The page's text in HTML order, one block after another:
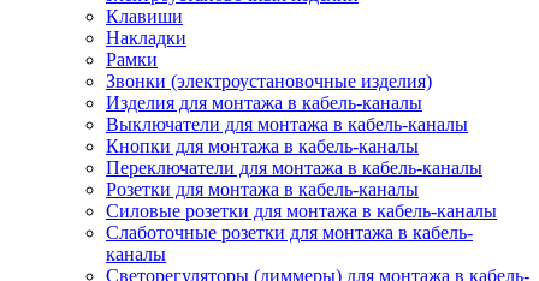
Клавиши
Накладки
Рамки
Звонки (электроустановочные изделия)
Изделия для монтажа в кабель-каналы
Выключатели для монтажа в кабель-каналы
Кнопки для монтажа в кабель-каналы
Переключатели для монтажа в кабель-каналы
Розетки для монтажа в кабель-каналы
Силовые розетки для монтажа в кабель-каналы
Слаботочные розетки для монтажа в кабель-
каналы
Светорегуляторы (диммеры) для монтажа в кабель-